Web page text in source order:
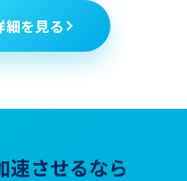
細を見る
速させるなら